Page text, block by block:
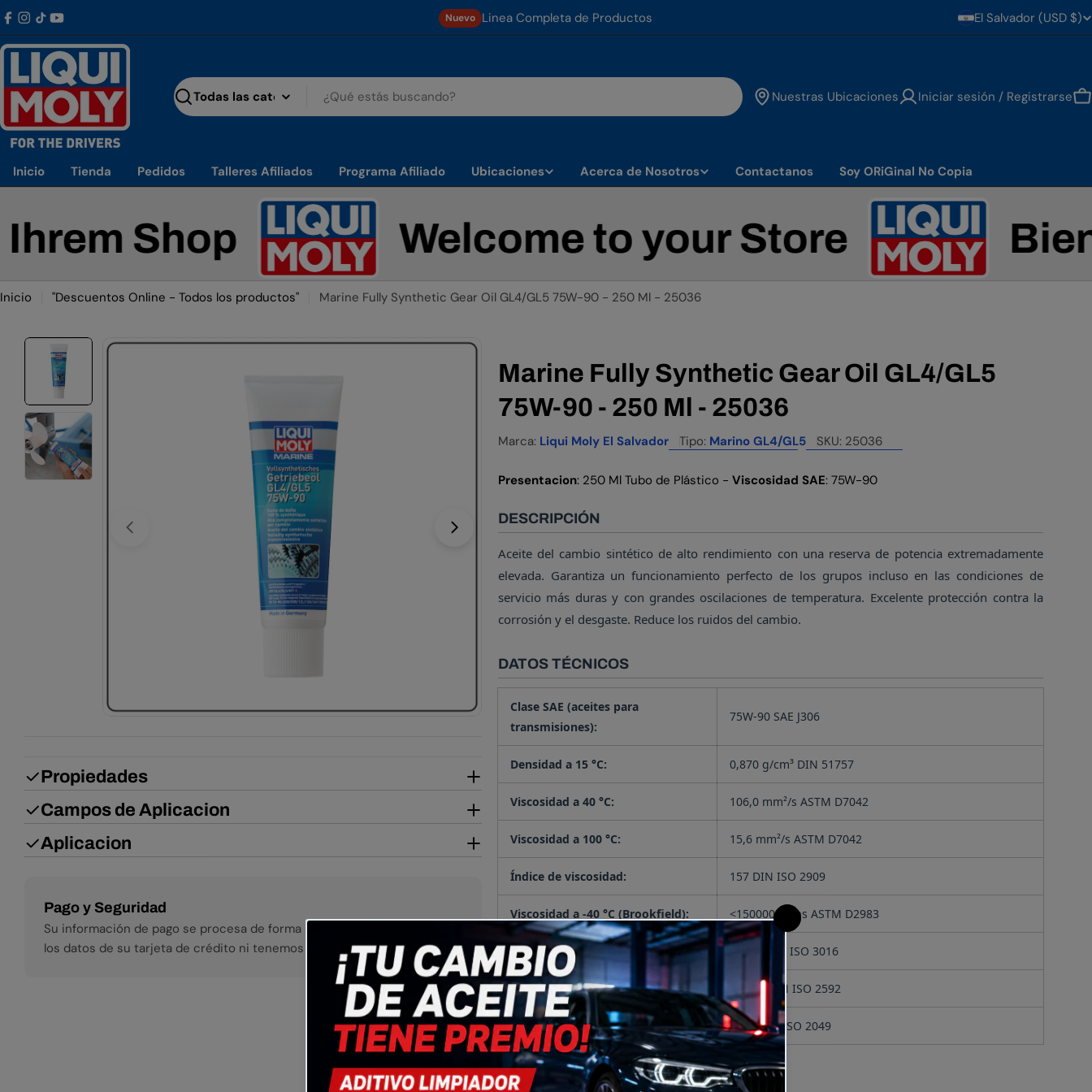
Saltar al contenido
Facebook
Instagram
TiktokYouTube
Nuevo Linea Completa de Productos País/ El Salvador (USD $)
Buscar
Nuestras Ubicaciones Iniciar sesión / Registrarse
Inicio Tienda Pedidos Talleres Afiliados Programa Afiliado Ubicaciones Acerca de Nosotros Contactanos Soy ORiGinal No Copia
Shop Welcome to your Store
Inicio "Descuentos Online - Todos los productos" Marine Fully Synthetic Gear Oil GL4/GL5 75W-90 - 250 Ml - 25036
Abrir el archivo 0 en una ventana modal Abrir el archivo 1 en una ventana modal
Propiedades
Campos de Aplicacion
Aplicacion
Pago y Seguridad
Métodos de pago
Su información de pago se procesa de forma segura. No almacenamos
los datos de su tarjeta de crédito ni tenemos acceso a ella.
Marine Fully Synthetic Gear Oil GL4/GL5
75W-90 - 250 Ml - 25036
Marca: Liqui Moly El Salvador Tipo: Marino GL4/GL5 SKU: 25036
Presentacion: 250 Ml Tubo de Plástico - Viscosidad SAE: 75W-90
DESCRIPCIÓN
Aceite del cambio sintético de alto rendimiento con una reserva de potencia extremadamente
elevada. Garantiza un funcionamiento perfecto de los grupos incluso en las condiciones de
servicio más duras y con grandes oscilaciones de temperatura. Excelente protección contra la
corrosión y el desgaste. Reduce los ruidos del cambio.
DATOS TÉCNICOS
Clase SAE (aceites para
transmisiones):
75W-90 SAE J306
Densidad a 15 °C: 0,870 g/cm³ DIN 51757
Viscosidad a 40 °C: 106,0 mm²/s ASTM D7042
Viscosidad a 100 °C: 15,6 mm²/s ASTM D7042
Índice de viscosidad: 157 DIN ISO 2909
Viscosidad a -40 °C (Brookfield): <150000 mPas ASTM D2983
Punto de fluidez: -51 °C DIN ISO 3016
Punto de combustión: 200 °C DIN ISO 2592
Número de color (ASTM): L 1,5 DIN ISO 2049
Precio habitual
$22.14